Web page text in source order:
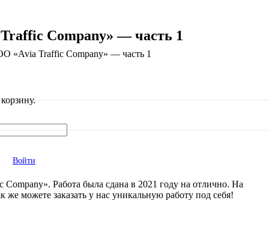
Войти
Company» — часть 1
«Avia Traffic Company» — часть 1
Работа была сдана в 2021 году на отлично. На
можете заказать у нас уникальную работу под себя!